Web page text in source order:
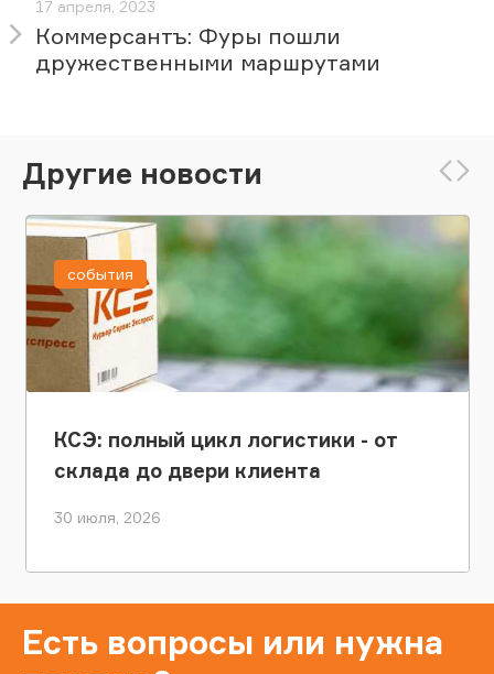
17 апреля, 2023
Коммерсантъ: Фуры пошли
дружественными маршрутами
Другие новости
КСЭ: полный цикл логистики - от
склада до двери клиента
30 июля, 2026
события
Есть вопросы или нужна